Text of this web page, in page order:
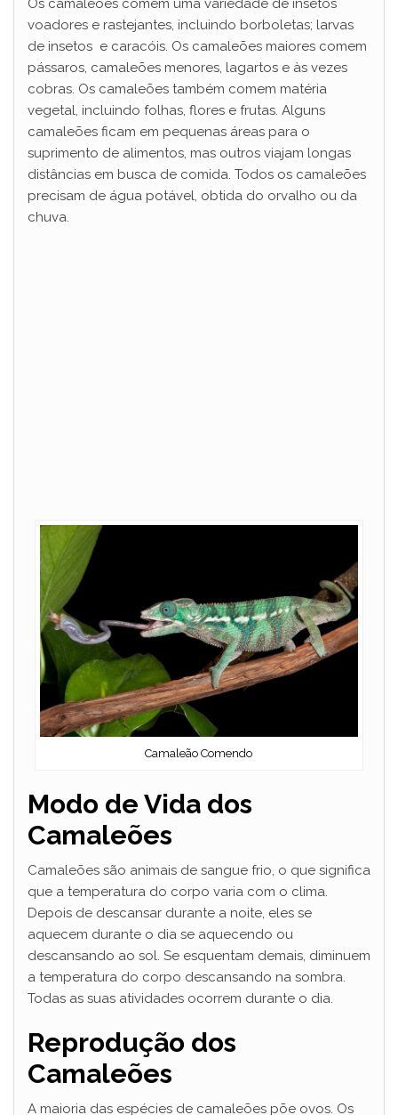
Os camaleões comem uma variedade de insetos
voadores e rastejantes, incluindo borboletas; larvas
de insetos e caracóis. Os camaleões maiores comem
pássaros, camaleões menores, lagartos e às vezes
cobras. Os camaleões também comem matéria
vegetal, incluindo folhas, flores e frutas. Alguns
camaleões ficam em pequenas áreas para o
suprimento de alimentos, mas outros viajam longas
distâncias em busca de comida. Todos os camaleões
precisam de água potável, obtida do orvalho ou da
chuva.
Camaleão Comendo
Modo de Vida dos
Camaleões
Camaleões são animais de sangue frio, o que significa
que a temperatura do corpo varia com o clima.
Depois de descansar durante a noite, eles se
aquecem durante o dia se aquecendo ou
descansando ao sol. Se esquentam demais, diminuem
a temperatura do corpo descansando na sombra.
Todas as suas atividades ocorrem durante o dia.
Reprodução dos
Camaleões
A maioria das espécies de camaleões põe ovos. Os